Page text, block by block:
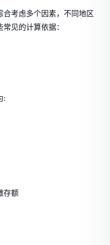
考虑多个因素，不同地区
见的计算依据：
:
存额